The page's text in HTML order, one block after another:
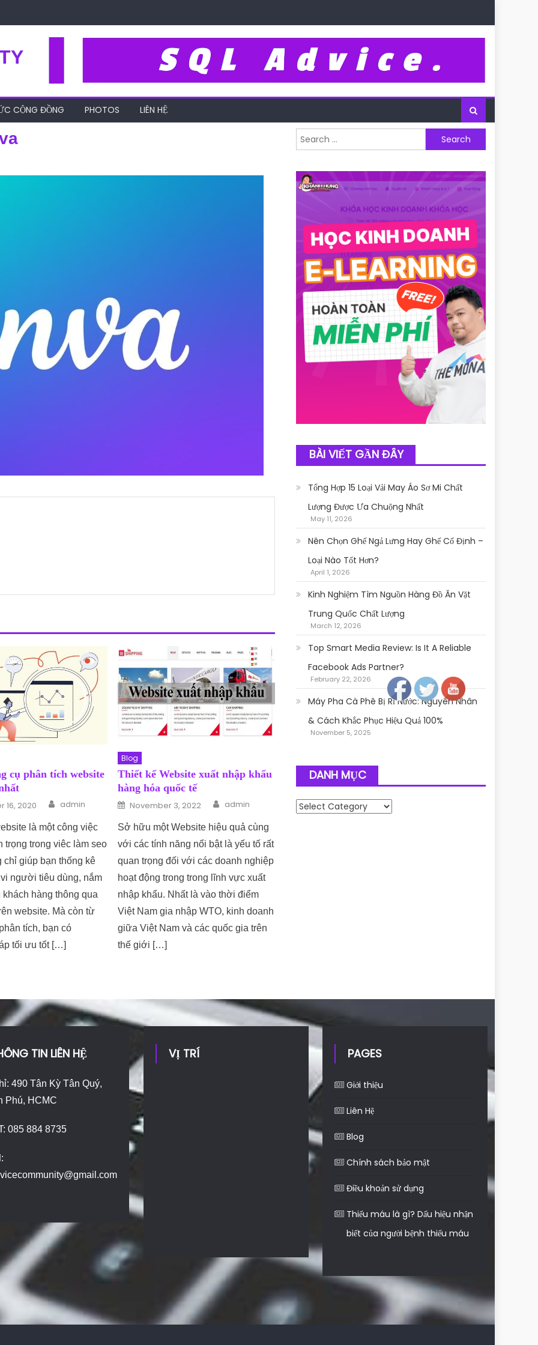
CỘNG ĐỒNG PHOTOS LIÊN HỆ
cụ phân tích website
16, 2020 Author
admin
là một công việc
trọng trong viêc làm seo
chỉ giúp bạn thống kê
người tiêu dùng, nắm
khách hàng thông qua
website. Mà còn từ
tích, bạn có
tối ưu tốt […]
Blog
Thiết kế Website xuất nhập khẩu
hàng hóa quốc tế
Posted on
November 3, 2022 Author
admin
Sở hữu một Website hiệu quả cùng
với các tính năng nổi bật là yếu tố rất
quan trọng đối với các doanh nghiệp
hoạt động trong trong lĩnh vực xuất
nhập khẩu. Nhất là vào thời điểm
Việt Nam gia nhập WTO, kinh doanh
giữa Việt Nam và các quốc gia trên
thế giới […]
Search for:
BÀI VIẾT GẦN ĐÂY
Tổng Hợp 15 Loại Vải May Áo Sơ Mi Chất
Lượng Được Ưa Chuộng Nhất
May 11, 2026
Nên Chọn Ghế Ngả Lưng Hay Ghế Cố Định –
Loại Nào Tốt Hơn?
April 1, 2026
Kinh Nghiệm Tìm Nguồn Hàng Đồ Ăn Vặt
Trung Quốc Chất Lượng
March 12, 2026
Top Smart Media Review: Is It A Reliable
Facebook Ads Partner?
February 22, 2026
Máy Pha Cà Phê Bị Rỉ Nước: Nguyên Nhân
& Cách Khắc Phục Hiệu Quả 100%
November 5, 2025
DANH MỤC
Danh mục
TIN LIÊN HỆ
490 Tân Kỳ Tân Quý,
Phú, HCMC
085 884 8735
VỊ TRÍ PAGES
Giới thiệu
Liên Hệ
Blog
Chính sách bảo mật
Điều khoản sử dụng
Thiếu máu là gì? Dấu hiệu nhận
biết của người bệnh thiếu máu